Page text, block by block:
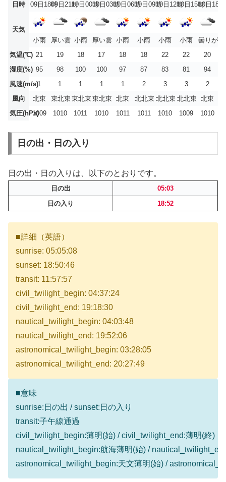
日時 09日18時09日21時10日00時10日03時10日06時10日09時10日12時10日15時10日18時
天気
小雨
厚い雲 小雨 厚い雲 小雨 小雨 小雨 小雨
曇りがち
気温(℃) 21 19 18 17 18 18 22 22
20
湿度(%) 95 98 100 100 97 87 83 81
94
風速(m/s)1 1 1 1 1 2 3 3
2
風向
北東 東北東 東北東 東北東 北東 北北東 北北東 北北東 北東
気圧(hPa)1009 1010 1011 1010 1011 1011 1010 1009 1010
日の出・日の入り
日の出・日の入りは、以下のとおりです。
日の出
05:03
日の入り
18:52
■詳細（英語）
sunrise: 05:05:08
sunset: 18:50:46
transit: 11:57:57
civil_twilight_begin: 04:37:24
civil_twilight_end: 19:18:30
nautical_twilight_begin: 04:03:48
nautical_twilight_end: 19:52:06
astronomical_twilight_begin: 03:28:05
astronomical_twilight_end: 20:27:49
■意味
sunrise:日の出 / sunset:日の入り
transit:子午線通過
civil_twilight_begin:薄明(始) / civil_twilight_end:薄明(終)
nautical_twilight_begin:航海薄明(始) /
astronomical_twilight_begin:天文薄明(始) /